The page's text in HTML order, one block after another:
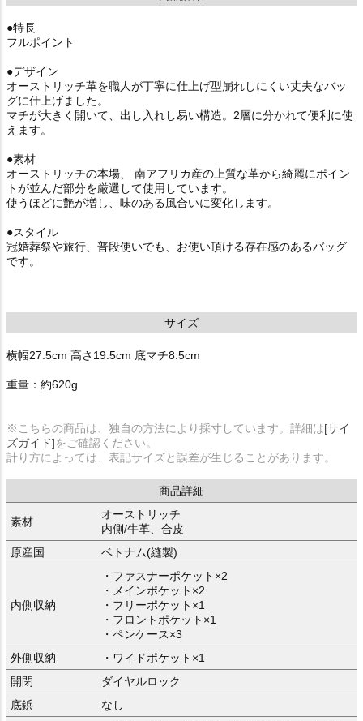
●特長
フルポイント
●デザイン
オーストリッチ革を職人が丁寧に仕上げ型崩れしにくい丈夫なバッ
グに仕上げました。
マチが大きく開いて、出し入れし易い構造。2層に分かれて便利に使
えます。
●素材
オーストリッチの本場、 南アフリカ産の上質な革から綺麗にポイン
トが並んだ部分を厳選して使用しています。
使うほどに艶が増し、味のある風合いに変化します。
●スタイル
冠婚葬祭や旅行、普段使いでも、お使い頂ける存在感のあるバッグ
です。
サイズ
横幅27.5cm 高さ19.5cm 底マチ8.5cm
重量：約620g
※こちらの商品は、独自の方法により採寸しています。詳細は[サイ
ズガイド]をご確認ください。
計り方によっては、表記サイズと誤差が生じることがあります。
商品詳細
素材
オーストリッチ
内側/牛革、合皮
原産国
ベトナム(縫製)
内側収納
・ファスナーポケット×2
・メインポケット×2
・フリーポケット×1
・フロントポケット×1
・ペンケース×3
外側収納
・ワイドポケット×1
開閉
ダイヤルロック
底鋲
なし